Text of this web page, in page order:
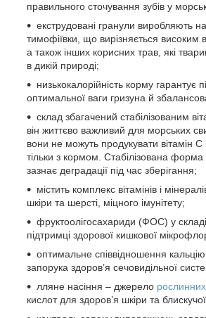
правильного сточування зубів у
екструдовані гранули виробляють
тимофіївки, що вирізняється високим
а також інших корисних трав, які
в дикій природі;
низькокалорійність корму гарантує
оптимальної ваги гризуна й
склад збагачений стабілізованим
він життєво важливий для морських
вони не можуть продукувати вітамін С
тільки з кормом. Стабілізована форма
зазнає деградації під час зберігання;
містить комплекс вітамінів і
шкіри та шерсті, міцного імунітету;
фруктоолігосахариди (ФОС) у
підтримці здорової кишкової
оптимальне співвідношення
запорука здоров’я сечовидільної
лляне насіння – джерело рослинних
кислот для здоров’я шкіри та